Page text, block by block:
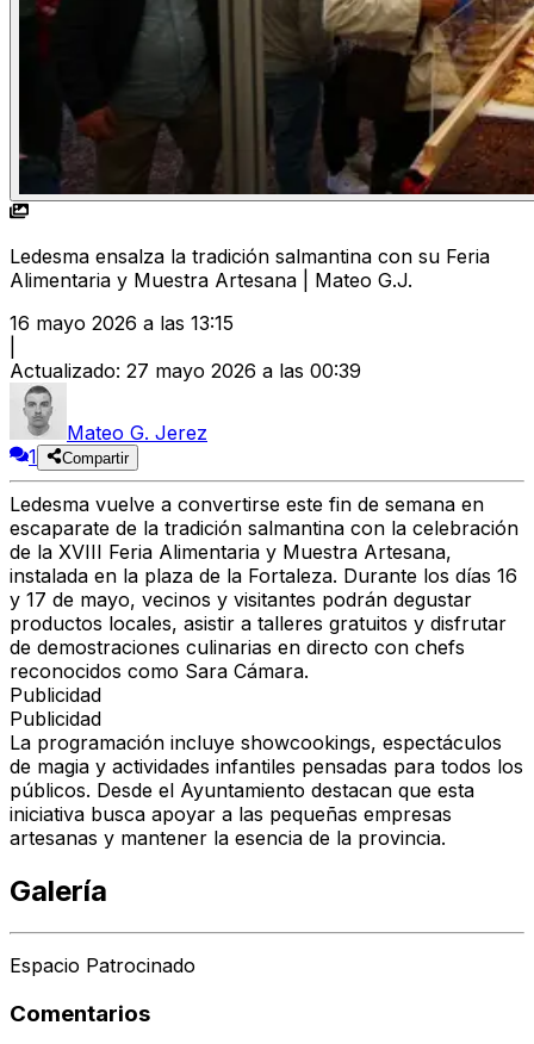
Ledesma ensalza la tradición salmantina con su Feria
Alimentaria y Muestra Artesana | Mateo G.J.
16 mayo 2026 a las 13:15
Actualizado: 27 mayo 2026 a las 00:39
Mateo G. Jerez
1
Compartir
Ledesma vuelve a convertirse este fin de semana en
escaparate de la tradición salmantina con la celebración
de la XVIII Feria Alimentaria y Muestra Artesana,
instalada en la plaza de la Fortaleza. Durante los días 16
y 17 de mayo, vecinos y visitantes podrán degustar
productos locales, asistir a talleres gratuitos y disfrutar
de demostraciones culinarias en directo con chefs
reconocidos como Sara Cámara.
Publicidad
Publicidad
La programación incluye showcookings, espectáculos
de magia y actividades infantiles pensadas para todos los
públicos. Desde el Ayuntamiento destacan que esta
iniciativa busca apoyar a las pequeñas empresas
artesanas y mantener la esencia de la provincia.
Galería
Espacio Patrocinado
Comentarios